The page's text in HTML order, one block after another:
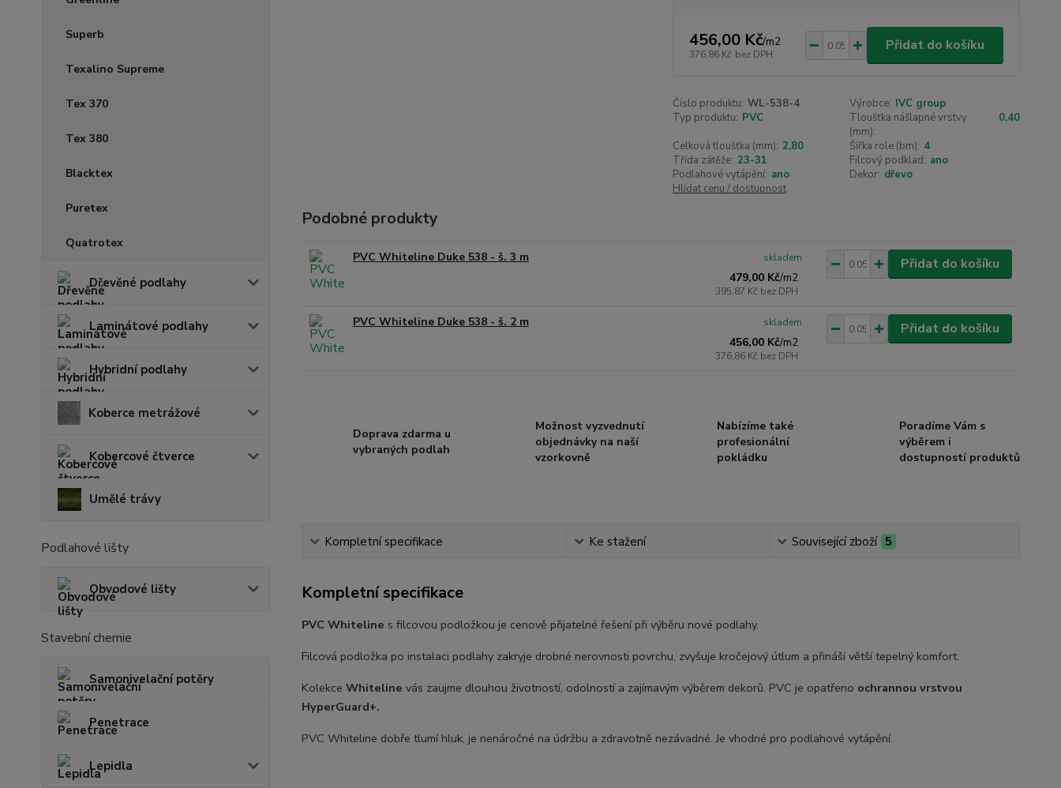
Superb
Texalino Supreme
Tex 370
Tex 380
Blacktex
Puretex
Quatrotex
Dřevěné podlahy
Laminátové podlahy
Hybridní podlahy
Koberce metrážové
Kobercové čtverce
Umělé trávy
Podlahové lišty
Obvodové lišty
Stavební chemie
Samonivelační potěry
Penetrace
Lepidla
456,00 Kč/m2
376,86 Kč bez DPH
Přidat do košíku
Číslo produktu: WL-538-4 Výrobce: IVC group
Typ produktu: PVC
Tloušťka nášlapné vrstvy
(mm):
0,40
Celková tloušťka (mm): 2,80 Šířka role (bm): 4
Třída zátěže: 23-31 Filcový podklad: ano
Podlahové vytápění: ano Dekor: dřevo
Hlídat cenu / dostupnost
Podobné produkty
PVC Whiteline Duke 538 - š. 3 m
479,00 Kč/m2
395,87 Kč bez DPH
skladem Přidat do košíku
PVC Whiteline Duke 538 - š. 2 m
456,00 Kč/m2
376,86 Kč bez DPH
skladem Přidat do košíku
Doprava zdarma u
vybraných podlah
Možnost vyzvednutí
objednávky na naší
vzorkovně
Nabízíme také
profesionální
pokládku
Poradíme Vám s
výběrem i
dostupností produktů
Kompletní specifikace Ke stažení Související zboží 5
Kompletní specifikace
PVC Whiteline s filcovou podložkou je cenově přijatelné řešení při výběru nové podlahy.
Filcová podložka po instalaci podlahy zakryje drobné nerovnosti povrchu, zvyšuje kročejový útlum a přináší větší tepelný komfort.
Kolekce Whiteline vás zaujme dlouhou životností, odolností a zajímavým výběrem dekorů. PVC je opatřeno ochrannou vrstvou
HyperGuard+.
PVC Whiteline dobře tlumí hluk, je nenáročné na údržbu a zdravotně nezávadné. Je vhodné pro podlahové vytápění.